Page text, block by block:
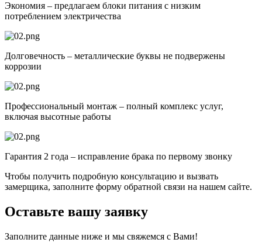
Экономия – предлагаем блоки питания с низким
потреблением электричества
Долговечность – металлические буквы не подвержены
коррозии
Профессиональный монтаж – полный комплекс услуг,
включая высотные работы
Гарантия 2 года – исправление брака по первому звонку
Чтобы получить подробную консультацию и вызвать
замерщика, заполните форму обратной связи на нашем сайте.
Оставьте вашу заявку
Заполните данные ниже и мы свяжемся с Вами!